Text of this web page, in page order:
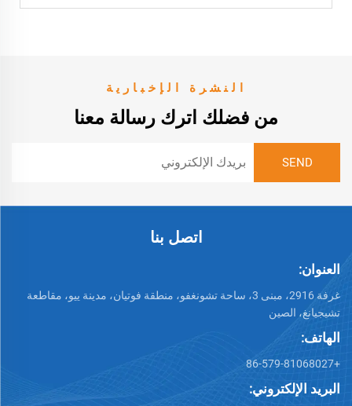
النشرة الإخبارية
من فضلك اترك رسالة معنا
اتصل بنا
العنوان:
غرفة 2916، مبنى 3، ساحة تشونغفو، منطقة فوتيان، مدينة ييو، مقاطعة
تشيجيانغ، الصين
الهاتف:
+86-579-81068027
البريد الإلكتروني: